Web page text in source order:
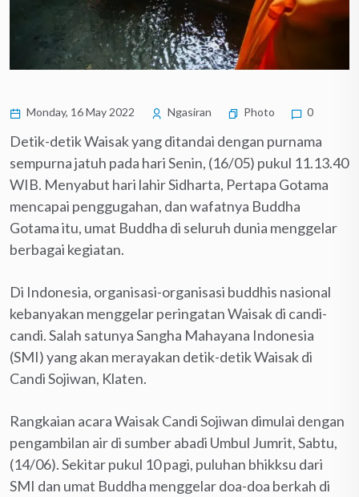
Monday, 16 May 2022 Ngasiran Photo 0
Detik-detik Waisak yang ditandai dengan purnama
sempurna jatuh pada hari Senin, (16/05) pukul 11.13.40
WIB. Menyabut hari lahir Sidharta, Pertapa Gotama
mencapai penggugahan, dan wafatnya Buddha
Gotama itu, umat Buddha di seluruh dunia menggelar
berbagai kegiatan.
Di Indonesia, organisasi-organisasi buddhis nasional
kebanyakan menggelar peringatan Waisak di candi-
candi. Salah satunya Sangha Mahayana Indonesia
(SMI) yang akan merayakan detik-detik Waisak di
Candi Sojiwan, Klaten.
Rangkaian acara Waisak Candi Sojiwan dimulai dengan
pengambilan air di sumber abadi Umbul Jumrit, Sabtu,
(14/06). Sekitar pukul 10 pagi, puluhan bhikksu dari
SMI dan umat Buddha menggelar doa-doa berkah di